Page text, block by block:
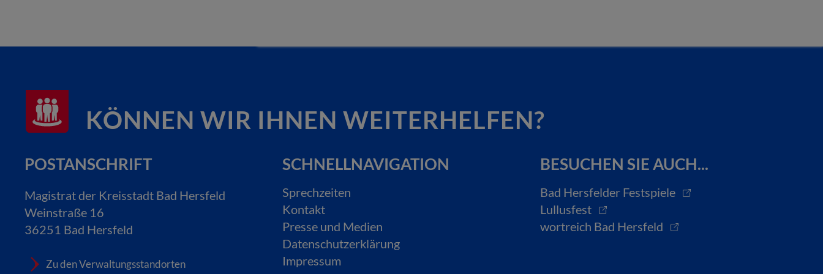
KÖNNEN WIR IHNEN WEITERHELFEN?
POSTANSCHRIFT
Magistrat der Kreisstadt Bad Hersfeld
Weinstraße 16
36251 Bad Hersfeld
Zu den Verwaltungsstandorten
SCHNELLNAVIGATION
Sprechzeiten
Kontakt
Presse und Medien
Datenschutzerklärung
Impressum
BESUCHEN SIE AUCH...
Bad Hersfelder Festspiele
Lullusfest
wortreich Bad Hersfeld